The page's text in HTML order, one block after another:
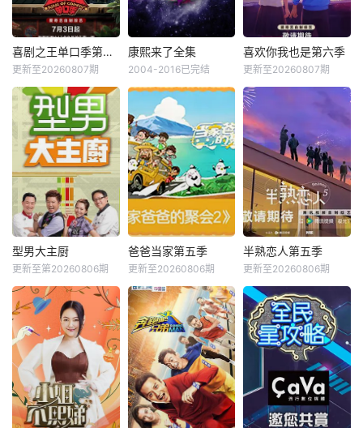
喜剧之王单口季第三季
更新至20260807期
康熙来了全集
2004-2016已完结
喜欢你我也是第六季
更新至20260807期
型男大主厨
更新至第20260806期
爸爸当家第五季
更新至20260806期
半熟恋人第五季
更新至20260806期